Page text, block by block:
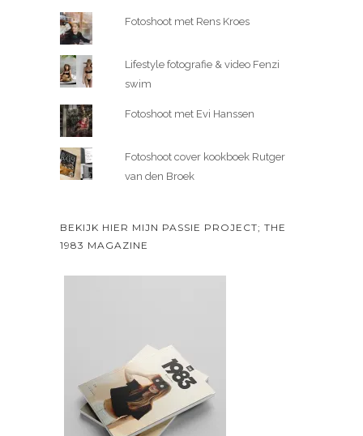
Fotoshoot met Rens Kroes
Lifestyle fotografie & video Fenzi
swim
Fotoshoot met Evi Hanssen
Fotoshoot cover kookboek Rutger
van den Broek
BEKIJK HIER MIJN PASSIE PROJECT; THE
1983 MAGAZINE